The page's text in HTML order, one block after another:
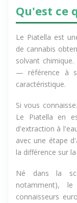
Qu'est ce
Le Piatella est
de cannabis
solvant
— référence à
caractéristique.
Si vous
Le Piatella en
d'extraction à
avec une étape
la différence sur
Né dans la
notamment),
connaisseurs